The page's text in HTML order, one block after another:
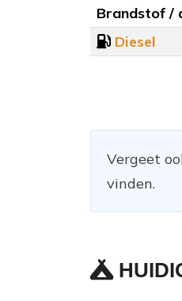
Brandstof /
Diesel
Vergeet
vinden.